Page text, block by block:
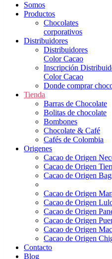
Somos
Productos
Chocolates
corporativos
Distribuidores
Distribuidores
Color Cacao
Inscripción
Color Cacao
Donde comprar
Tienda
Barras de Chocolate
Bolitas de chocolate
Bombones
Chocolate & Café
Cafés de Colombia
Origenes
Cacao de Origen
Cacao de Origen
Cacao de Origen
Cacao de Origen
Cacao de Origen
Cacao de Origen
Cacao de Origen
Cacao de Origen
Cacao de Origen
Contacto
Blog